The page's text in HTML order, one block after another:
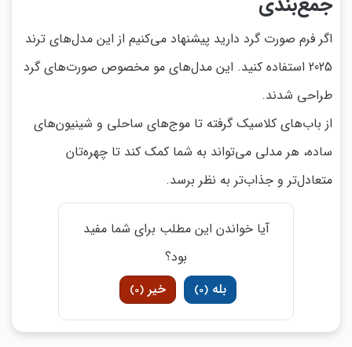
اگر فرم صورت گرد دارید پیشنهاد می‌کنیم از این مدل‌های ترند
2025 استفاده کنید. این مدل‌های مو مخصوص صورت‌های گرد
طراحی شدند.
از باب‌های کلاسیک گرفته تا موج‌های ساحلی و شینیون‌های
ساده، هر مدلی می‌تواند به شما کمک کند تا چهره‌تان
متعادل‌تر و جذاب‌تر به نظر برسد.
آیا خواندن این مطلب برای شما مفید
بود؟
بله (
0
) خیر (
0
)